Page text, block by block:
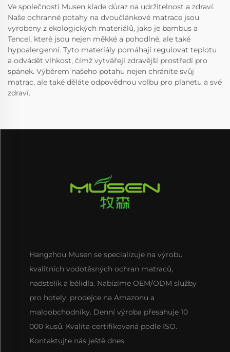
Ve společnosti Musen klade důraz na udržitelnost a zdraví.
Naše ochranné potahy na dvoučlánkové matrace jsou
vyrobeny z ekologických materiálů, jako je bambus a
Tencel, které jsou nejen měkké a pohodlné, ale také
hypoalergenní. Tyto materiály pomáhají regulovat teplotu
a odvádět vlhkost, čímž vytvářejí zdravější prostředí pro
spánek. Výběrem našeho potahu nejen chráníte svůj
matrac, ale také děláte odpovědnou volbu pro planetu a své
zdraví.
Hangzhou Musen se specializuje na výrobu
kvalitních vodotěsných ochran matraců,
nadstelík a bělidla. Nabízíme OEM/ODM služby
pro hotely, prodejce na Amazonu a
maloobchodníky. Denní výroba přesahuje 10
000 kusů. Kvalita certifikovaná podle ISO.
Kontaktujte nás ještě dnes.